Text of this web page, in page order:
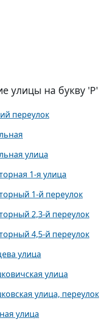
улицы на букву 'Р'
переулок
улица
1-я улица
1-й переулок
2,3-й переулок
4,5-й переулок
улица
улица
улица, переулок
улица